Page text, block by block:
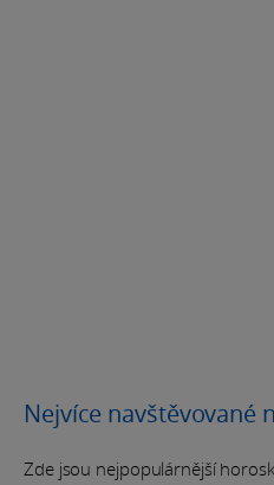
Nejvíce navštěvované
Zde jsou nejpopulárnější